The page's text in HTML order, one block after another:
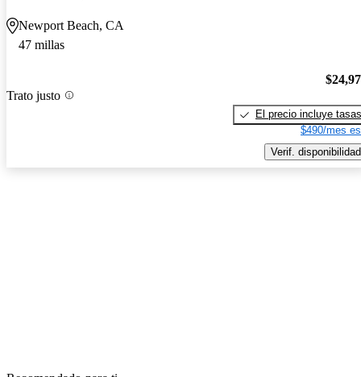
Newport Beach, CA
47 millas
Trato justo
El precio incluye tasas
$490/mes
Verif. disponibilidad